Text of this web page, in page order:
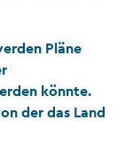
Pläne
könnte.
der das Land